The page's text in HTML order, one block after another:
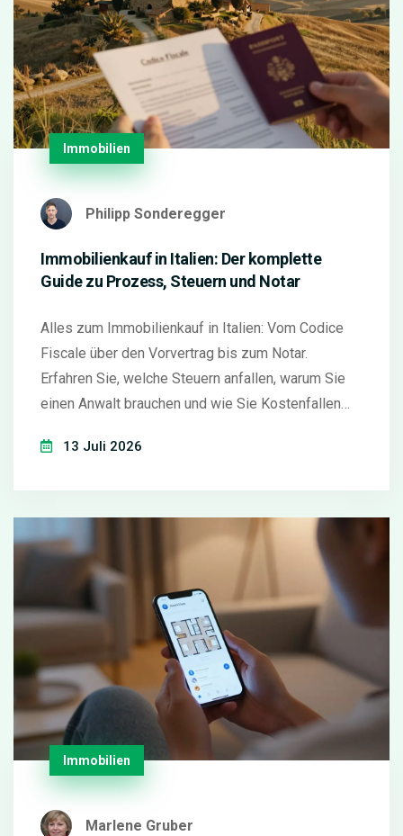
Immobilien
Philipp Sonderegger
Immobilienkauf in Italien: Der komplette
Guide zu Prozess, Steuern und Notar
Alles zum Immobilienkauf in Italien: Vom Codice
Fiscale über den Vorvertrag bis zum Notar.
Erfahren Sie, welche Steuern anfallen, warum Sie
einen Anwalt brauchen und wie Sie Kostenfallen
13 Juli 2026
Immobilien
Marlene Gruber